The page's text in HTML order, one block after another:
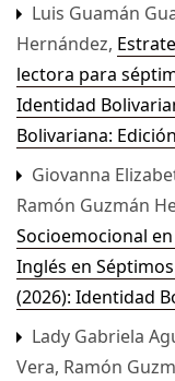
Luis Guamán
Hernández,
lectora para
Identidad
Bolivariana:
Giovanna
Ramón Guzmán
Socioemocional
Inglés en
(2026): Identidad
Lady Gabriela
Vera, Ramón